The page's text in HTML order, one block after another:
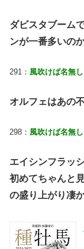
ダビスタブーム
ンが一番多いの
291： 風吹けば名無し
オルフェはあの
298： 風吹けば名無し
エイシンフラッ
初めてちゃんと
の盛り上がり凄